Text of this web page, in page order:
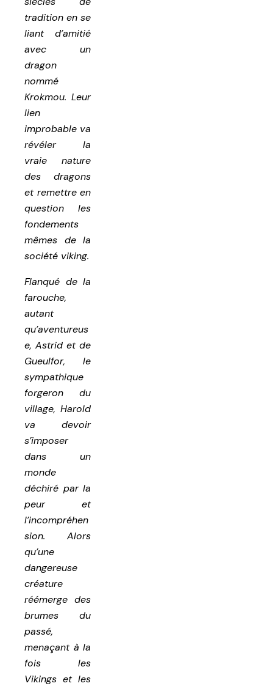
tradition en se
liant d’amitié
avec un
dragon
nommé
Krokmou. Leur
lien
improbable va
révéler la
vraie nature
des dragons
et remettre en
question les
fondements
mêmes de la
société viking.
Flanqué de la
farouche,
autant
qu’aventureus
e, Astrid et de
Gueulfor, le
sympathique
forgeron du
village, Harold
va devoir
s’imposer
dans un
monde
déchiré par la
peur et
l’incompréhen
sion. Alors
qu’une
dangereuse
créature
réémerge des
brumes du
passé,
menaçant à la
fois les
Vikings et les